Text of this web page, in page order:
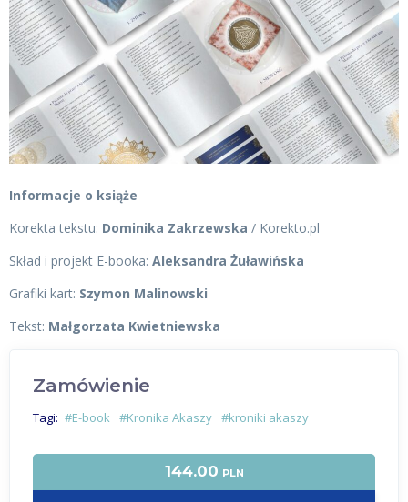
Informacje o książe
Korekta tekstu: Dominika Zakrzewska / Korekto.pl
Skład i projekt E-booka: Aleksandra Żuławińska
Grafiki kart: Szymon Malinowski
Tekst: Małgorzata Kwietniewska
Zamówienie
Tagi: #E-book #Kronika Akaszy #kroniki akaszy
144.00 PLN